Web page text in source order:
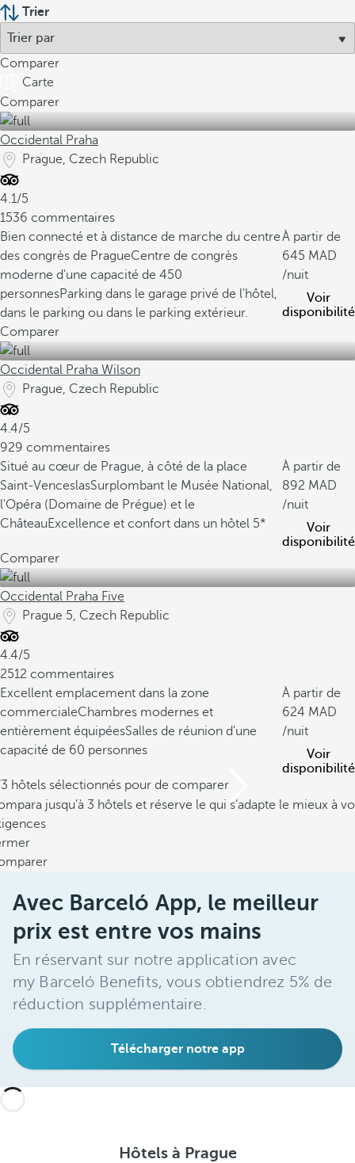
Trier
Comparer
Carte
Comparer
Occidental Praha
Prague, Czech Republic
4.1/5
1536 commentaires
Bien connecté et à distance de marche du centre
des congrès de PragueCentre de congrès
moderne d'une capacité de 450
personnesParking dans le garage privé de l'hôtel,
dans le parking ou dans le parking extérieur.
À partir de
645
/nuit
Voir
disponibilité
Comparer
Occidental Praha Wilson
Prague, Czech Republic
4.4/5
929 commentaires
Situé au cœur de Prague, à côté de la place
Saint-VenceslasSurplombant le Musée National,
l'Opéra (Domaine de Prégue) et le
ChâteauExcellence et confort dans un hôtel 5*
À partir de
892
/nuit
Voir
disponibilité
Comparer
Occidental Praha Five
Prague 5, Czech Republic
4.4/5
2512 commentaires
Excellent emplacement dans la zone
commercialeChambres modernes et
entièrement équipéesSalles de réunion d'une
capacité de 60 personnes
À partir de
624
/nuit
Voir
disponibilité
hôtels sélectionnés pour de comparer
jusqu’à 3 hôtels et réserve le qui s’adapte le mieux à
Avec Barceló App, le meilleur
prix est entre vos mains
En réservant sur notre application avec
my Barceló Benefits, vous obtiendrez 5% de
réduction supplémentaire.
Télécharger notre app
Hôtels à Prague